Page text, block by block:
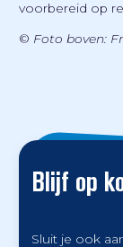
voorbereid op
© Foto boven:
Blijf op
Sluit je ook